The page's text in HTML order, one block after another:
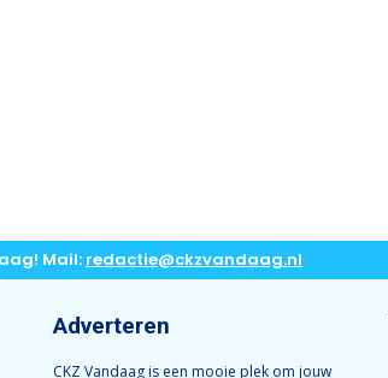
Mail: redactie@ckzvandaag.nl
Adverteren
CKZ Vandaag is een mooie plek om jouw